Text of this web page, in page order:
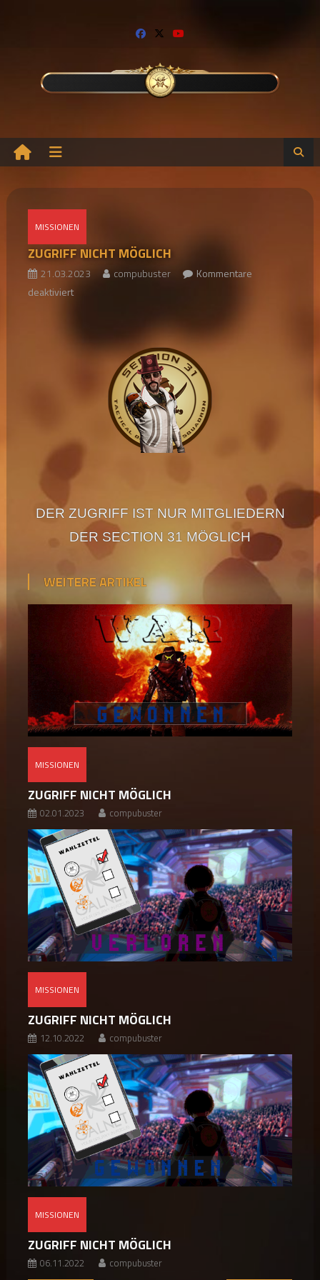
MISSIONEN
ZUGRIFF NICHT MÖGLICH
21.03.2023 compubuster
Kommentare
deaktiviertfür
MÖGLICH
DER ZUGRIFF IST NUR MITGLIEDERN
DER SECTION 31 MÖGLICH
WEITERE ARTIKEL
MISSIONEN
ZUGRIFF NICHT MÖGLICH
02.01.2023 compubuster
MISSIONEN
ZUGRIFF NICHT MÖGLICH
12.10.2022 compubuster
MISSIONEN
ZUGRIFF NICHT MÖGLICH
06.11.2022 compubuster